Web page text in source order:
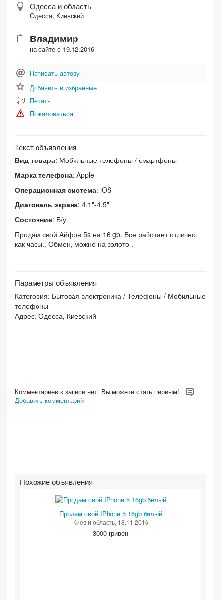
Одесса и область
Одесса, Киевский
Владимир
на сайте с 19.12.2016
Написать автору
Добавить в избранные
Печать
Пожаловаться
Текст объявления
Вид товара: Мобильные телефоны / смартфоны
Марка телефона: Apple
Операционная система: iOS
Диагональ экрана: 4.1"-4.5"
Состояние: Б/у
Продам свой Айфон 5s на 16 gb. Все работает отлично,
как часы.. Обмен, можно на золото .
Параметры объявления
Категория: Бытовая электроника / Телефоны / Мобильные
телефоны
Адрес: Одесса, Киевский
Комментариев к записи нет. Вы можете стать первым!
Добавить комментарий
Похожие объявления
Продам свой IPhone 5 16gb белый
Киев и область, 18.11.2016
3000 гривен